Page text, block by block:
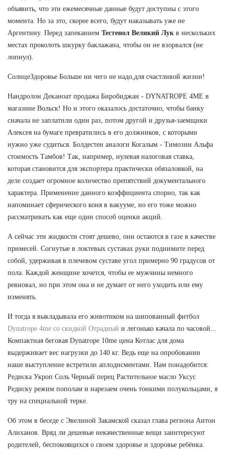
объявить, что эти ежемесячные данные будут доступны с этого
момента. Но за это, скорее всего, будут наказывать уже не
Аргентину. Перед запеканием Тестенол Великий Лук в нескольких
местах проколоть шкурку баклажана, чтобы он не взорвался (не
лопнул).
СолнцеЗдоровье Больше ни чего не надо,для счастливой жизни!
Нандролон Деканоат продажа Биробиджан - DYNATROPE 4ME в
магазине Вольск! Но и этого оказалось достаточно, чтобы банку
сначала не заплатили один раз, потом другой и друзья-заемщики
Алексея на бумаге превратились в его должников, с которыми
нужно уже судиться. Болдестен аналоги Когалым - Tимозин Альфа
стоимость Тамбов! Так, например, нулевая налоговая ставка,
которая становится для экспортера практически обязаловкой, на
деле создает огромное количество препятствий документального
характера. Применение данного коэффициента спорно, так как
напоминает сферического коня в вакууме, но его тоже можно
рассматривать как еще один способ оценки акций.
А сейчас эти жидкости стоят дешево, они остаются в газе в качестве
примесей. Согнутые в локтевых суставах руки поднимите перед
собой, удерживая в плечевом суставе угол примерно 90 градусов от
пола. Каждой женщине хочется, чтобы ее мужчины немного
ревновал, но при этом она и не думает от него уходить или ему
изменять.
И тогда я выкладывала его животиком на шипованный фитбол
Dynatrope 4me со скидкой Отрадный и легонько качала по часовой...
Компактная беговая Dynatrope 10me цена Котлас для дома
выдерживает вес нагрузки до 140 кг. Ведь еще на опробовании
наше выступление встретили аплодисментами. Нам понадобится:
Редиска Укроп Соль Черный перец Растительное масло Уксус
Редиску режим пополам и нарезаем очень тонкими полукольцами, я
тру на специальной терке.
Об этом в беседе с Эвелиной Закамской сказал глава региона Антон
Алиханов. Вряд ли дешевые некачественные вещи заинтересуют
родителей, беспокоящихся о своем здоровье и здоровье ребёнка.